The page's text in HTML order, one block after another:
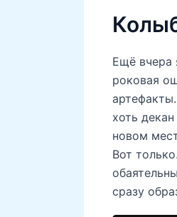
Ещё вчера
роковая
хоть
новом
Вот
сразу